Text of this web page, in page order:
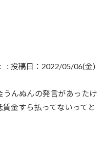
: 投稿日：2022/05/06(金)
うんぬんの発言があったけ
金すら払ってないってと